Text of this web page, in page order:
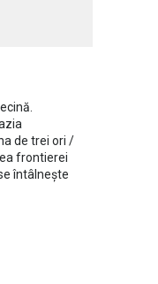
de trei ori /
frontierei
întâlneşte